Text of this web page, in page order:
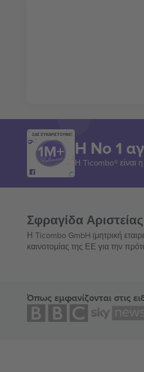
ΣΑΣ ΕΥΧΑΡΙΣΤΟΥΜΕ!
Η Νο 1
Η Ticombo® είναι
Σφραγίδα
Η Ticombo GmbH (μητρική
καινοτομίας της ΕΕ για την
Όπως εμφανίζονται στις